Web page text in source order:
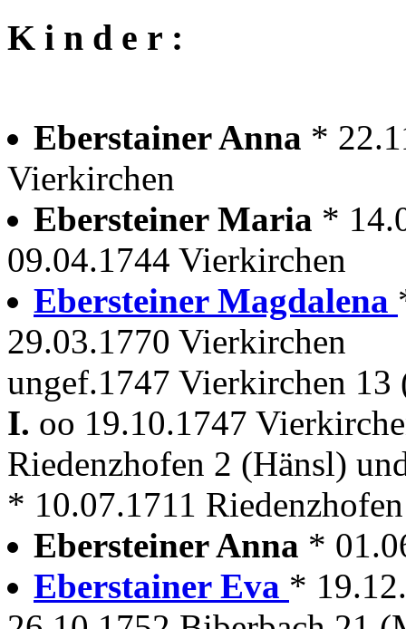
K i n d e r :
Eberstainer Anna *
Vierkirchen
Ebersteiner Maria *
09.04.1744 Vierkirchen
Ebersteiner Magdalena
29.03.1770 Vierkirchen
ungef.1747 Vierkirchen 13
I. oo 19.10.1747
Riedenzhofen 2 (Hänsl)
* 10.07.1711
Ebersteiner Anna *
Eberstainer Eva *